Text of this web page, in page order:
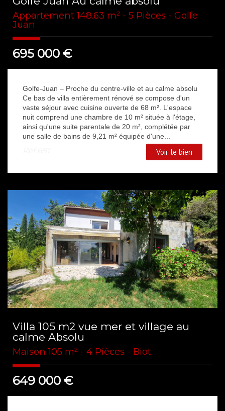
Appartement 148.63 m² - 5 Pièces - Golfe
Juan
695 000 €
Golfe-Juan – Proche du centre-ville et au calme absolu
Ce bas de villa entièrement rénové se compose d'un
vaste séjour avec cuisine ouverte de 68 m². L'espace
nuit comprend une chambre de 10 m² située à l'étage,
ainsi qu'une suite parentale de 20 m², complétée par
une salle de bains de 9,21 m² équipée d'une...
Voir le bien
Villa 105 m2 vue mer et village au
calme Absolu
Maison 105 m² - 4 Pièces - Biot
649 000 €